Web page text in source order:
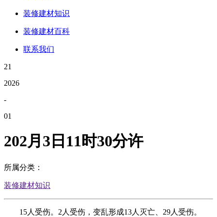
装修建材知识
装修建材百科
联系我们
21
2026
-
01
202月3日11时30分许
所属分类：
装修建材知识
15人受伤。2人受伤，变乱形成13人灭亡、29人受伤。